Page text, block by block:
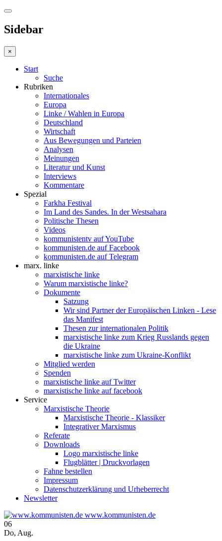
Sidebar
×
Start
Suche
Rubriken
Internationales
Europa
Linke / Wahlen in Europa
Deutschland
Wirtschaft
Aus Bewegungen und Parteien
Analysen
Meinungen
Literatur und Kunst
Interviews
Kommentare
Spezial
Farkha Festival
Im Land des Sandes. In der Westsahara
Politische Thesen
Videos
kommunistentv auf YouTube
kommunisten.de auf Facebook
kommunisten.de auf Telegram
marx. linke
marxistische linke
Warum marxistische linke?
Dokumente
Satzung
Wir sind Partner der Europäischen Linken - Lese
das Manifest
Thesen zur internationalen Politik
marxistische linke zum Krieg Russlands gegen
die Ukraine
marxistische linke zum Ukraine-Konflikt
Mitglied werden
Spenden
marxistische linke auf Twitter
marxistische linke auf facebook
Service
Marxistische Theorie
Marxistische Theorie - Klassiker
Integrativer Marxismus
Referate
Downloads
Logo marxistische linke
Flugblätter | Druckvorlagen
Fahne bestellen
Impressum
Datenschutzerklärung und Urheberrecht
Newsletter
www.kommunisten.de
06
Do, Aug.